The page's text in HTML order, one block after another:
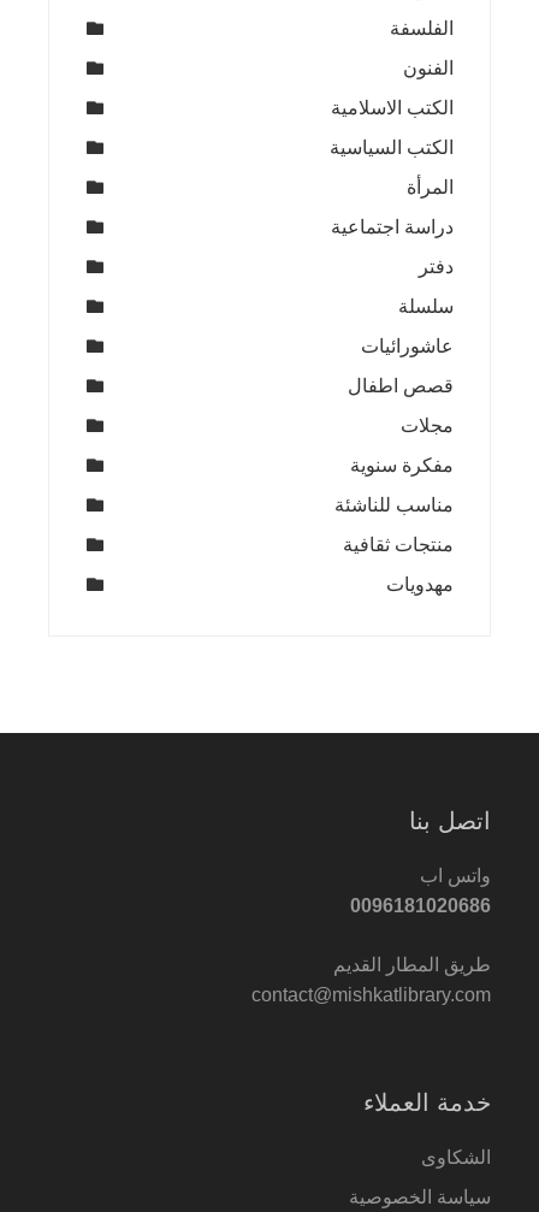
الفلسفة
الفنون
الكتب الاسلامية
الكتب السياسية
المرأة
دراسة اجتماعية
دفتر
سلسلة
عاشورائيات
قصص اطفال
مجلات
مفكرة سنوية
مناسب للناشئة
منتجات ثقافية
مهدويات
اتصل بنا
واتس اب
0096181020686
طريق المطار القديم
contact@mishkatlibrary.com
خدمة العملاء
الشكاوى
سياسة الخصوصية